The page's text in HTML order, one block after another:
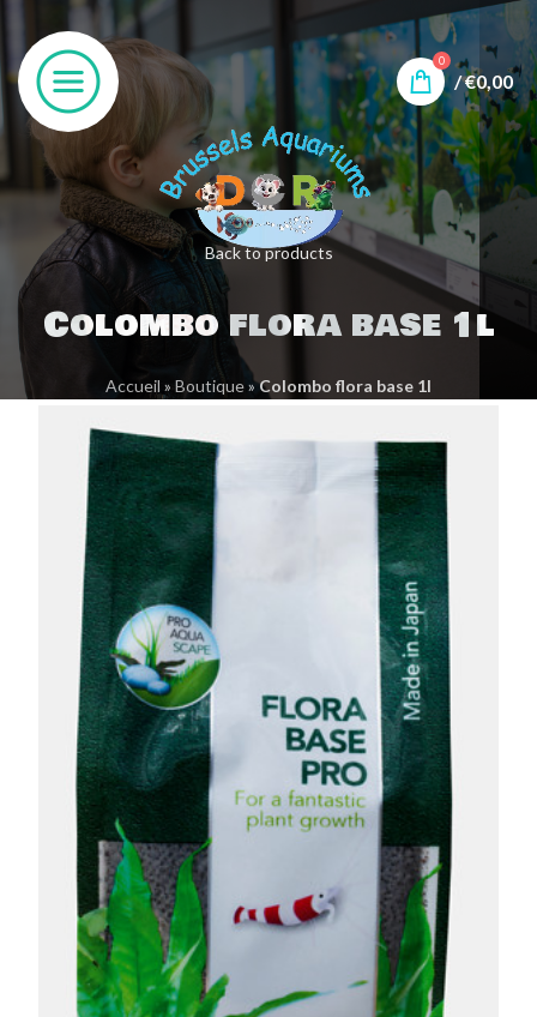
0
/€0,00
Back to products
Colombo flora base 1l
Accueil » Boutique»Colombo flora base 1l